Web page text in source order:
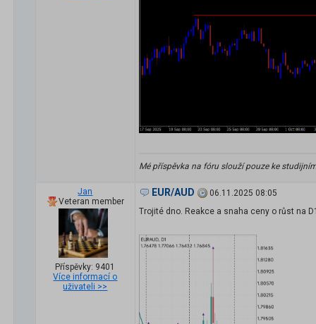
Mé příspěvka na fóru slouží pouze ke
Jan
Veteran member
Příspěvky: 9401
Více informací o
uživateli >>
EUR/AUD
06.11.2025 08:05
Trojité dno. Reakce a snaha ceny o růst na